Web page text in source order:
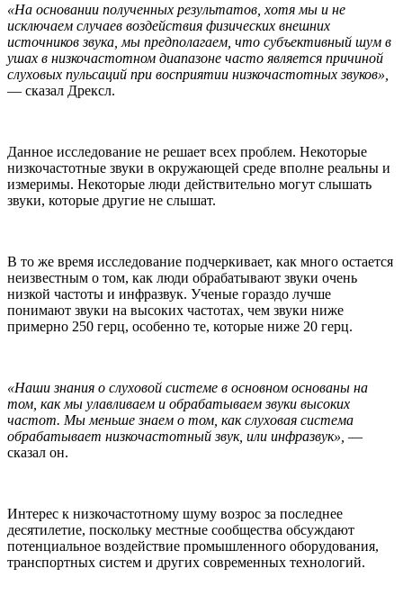
«На основании полученных результатов, хотя мы и не
исключаем случаев воздействия физических внешних
источников звука, мы предполагаем, что субъективный шум в
ушах в низкочастотном диапазоне часто является причиной
слуховых пульсаций при восприятии низкочастотных звуков»,
— сказал Дрексл.
Данное исследование не решает всех проблем. Некоторые
низкочастотные звуки в окружающей среде вполне реальны и
измеримы. Некоторые люди действительно могут слышать
звуки, которые другие не слышат.
В то же время исследование подчеркивает, как много остается
неизвестным о том, как люди обрабатывают звуки очень
низкой частоты и инфразвук. Ученые гораздо лучше
понимают звуки на высоких частотах, чем звуки ниже
примерно 250 герц, особенно те, которые ниже 20 герц.
«Наши знания о слуховой системе в основном основаны на
том, как мы улавливаем и обрабатываем звуки высоких
частот. Мы меньше знаем о том, как слуховая система
обрабатывает низкочастотный звук, или инфразвук», —
сказал он.
Интерес к низкочастотному шуму возрос за последнее
десятилетие, поскольку местные сообщества обсуждают
потенциальное воздействие промышленного оборудования,
транспортных систем и других современных технологий.